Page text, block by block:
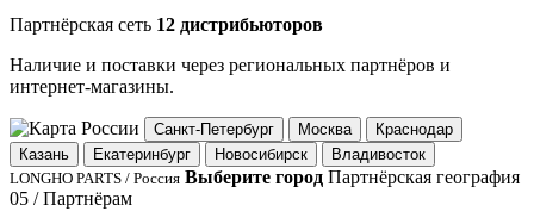
Партнёрская сеть 12 дистрибьюторов
Наличие и поставки через региональных партнёров и
интернет-магазины.
Санкт-Петербург Москва
Краснодар
Казань
Екатеринбург Новосибирск
Владивосток
LONGHO PARTS / Россия Выберите город Партнёрская география
05 / Партнёрам